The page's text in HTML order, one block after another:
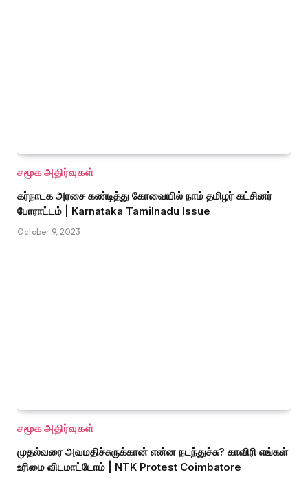
சமூக அதிர்வுகள்
கர்நாடக அரசை கண்டித்து கோவையில் நாம் தமிழர் கட்சினர்
போராட்டம் | Karnataka Tamilnadu Issue
October 9, 2023
சமூக அதிர்வுகள்
முதல்வரை அவமதிச்சுருக்கான் என்ன நடந்துச்சு? காவிரி எங்கள்
உரிமை விடமாட்டோம் | NTK Protest Coimbatore